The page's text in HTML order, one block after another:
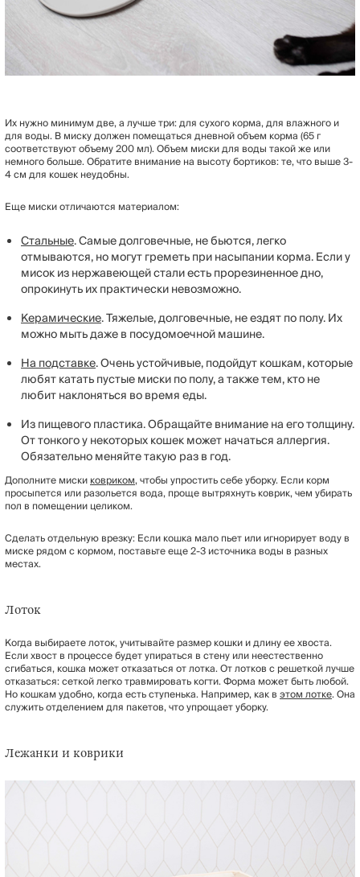
Их нужно минимум две, а лучше три: для сухого корма, для влажного и
для воды. В миску должен помещаться дневной объем корма (65 г
соответствуют объему 200 мл). Объем миски для воды такой же или
немного больше. Обратите внимание на высоту бортиков: те, что выше 3-
4 см для кошек неудобны.
Еще миски отличаются материалом:
Стальные. Самые долговечные, не бьются, легко
отмываются, но могут греметь при насыпании корма. Если у
мисок из нержавеющей стали есть прорезиненное дно,
опрокинуть их практически невозможно.
Керамические. Тяжелые, долговечные, не ездят по полу. Их
можно мыть даже в посудомоечной машине.
На подставке. Очень устойчивые, подойдут кошкам, которые
любят катать пустые миски по полу, а также тем, кто не
любит наклоняться во время еды.
Из пищевого пластика. Обращайте внимание на его толщину.
От тонкого у некоторых кошек может начаться аллергия.
Обязательно меняйте такую раз в год.
Дополните мискиковриком, чтобы упростить себе уборку. Если корм
просыпется или разольется вода, проще вытряхнуть коврик, чем убирать
пол в помещении целиком.
Сделать отдельную врезку: Если кошка мало пьет или игнорирует воду в
миске рядом с кормом, поставьте еще 2-3 источника воды в разных
местах.
Лоток
Когда выбираете лоток, учитывайте размер кошки и длину ее хвоста.
Если хвост в процессе будет упираться в стену или неестественно
сгибаться, кошка может отказаться от лотка. От лотков с решеткой лучше
отказаться: сеткой легко травмировать когти. Форма может быть любой.
Но кошкам удобно, когда есть ступенька. Например, как вэтом лотке. Она
служить отделением для пакетов, что упрощает уборку.
Лежанки и коврики